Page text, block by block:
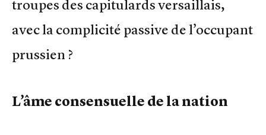
troupes des capitulards versaillais,
avec la complicité passive de l’occupant
prussien ?
L’âme consensuelle de la nation